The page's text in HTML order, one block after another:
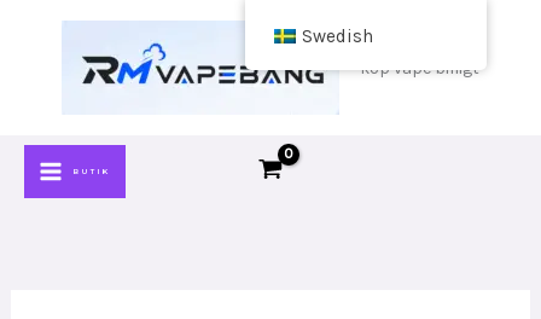
köp vape billigt
BUTIK
Swedish